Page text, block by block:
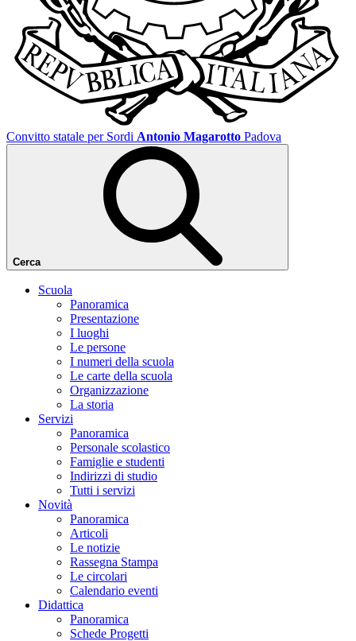
Convitto statale per Sordi Antonio Magarotto Padova
Cerca
Scuola
Panoramica
Presentazione
I luoghi
Le persone
I numeri della scuola
Le carte della scuola
Organizzazione
La storia
Servizi
Panoramica
Personale scolastico
Famiglie e studenti
Indirizzi di studio
Tutti i servizi
Novità
Panoramica
Articoli
Le notizie
Rassegna Stampa
Le circolari
Calendario eventi
Didattica
Panoramica
Schede Progetti